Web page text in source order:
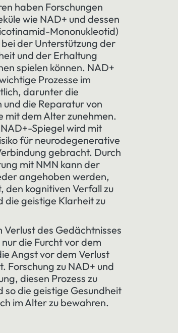
haben Forschungen
wie NAD+ und dessen
Mononukleotid)
bei der Unterstützung der
und der Erhaltung
spielen können. NAD+
Prozesse im
darunter die
die Reparatur von
mit dem Alter zunehmen.
Spiegel wird mit
für neurodegenerative
gebracht. Durch
mit NMN kann der
angehoben werden,
den kognitiven Verfall zu
die geistige Klarheit zu
Verlust des Gedächtnisses
die Furcht vor dem
Angst vor dem Verlust
Forschung zu NAD+ und
diesen Prozess zu
so die geistige Gesundheit
im Alter zu bewahren.